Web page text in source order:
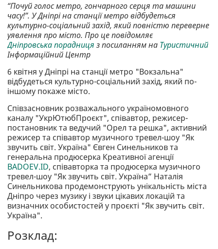
“Почуй голос метро, гончарного серця та машини
часу!”. У Дніпрі на станції метро відбудеться
культурно-соціальний захід, який повністю переверне
уявлення про місто. Про це повідомляє
Дніпровська порадниця з посиланням на Туристичний
Інформаційний Центр
6 квітня у Дніпрі на станції метро "Вокзальна"
відбудеться культурно-соціальний захід, який по-
іншому покаже місто.
Співзасновник розважального україномовного
каналу "УкрЮтюбПроєкт", співавтор, режисер-
постановник та ведучий "Орел та решка", активний
режисер та співавтор музичного тревел-шоу "Як
звучить світ. Україна" Євген Синельников та
генеральна продюсерка Креативної агенції
BADOEV.ID, співавторка та продюсерка музичного
тревел-шоу "Як звучить світ. Україна” Наталія
Синельникова продемонструють унікальність міста
Дніпро через музику і звуки цікавих локацій та
визначних особистостей у проєкті "Як звучить світ.
Україна".
Розклад: